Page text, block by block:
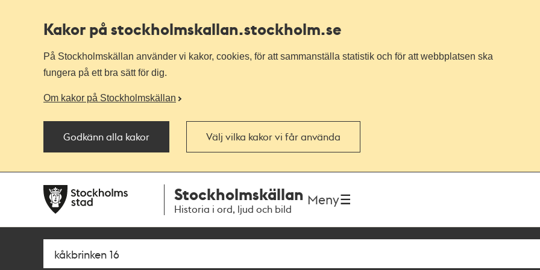
Kakor på stockholmskallan.stockholm.se
På Stockholmskällan använder vi kakor, cookies, för att sammanställa statistik och för att webbplatsen ska
fungera på ett bra sätt för dig.
Om kakor på Stockholmskällan
Godkänn alla kakor Välj vilka kakor vi får använda
navigationen
huvudinnehållet
Stockholmskällan
Historia i ord, ljud och bild
Meny
SökFritextsök